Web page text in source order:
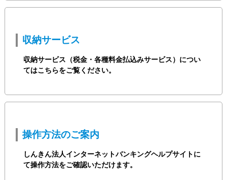
収納サービス
収納サービス（税金・各種料金払込みサービス）につい
てはこちらをご覧ください。
操作方法のご案内
しんきん法人インターネットバンキングヘルプサイトに
て操作方法をご確認いただけます。